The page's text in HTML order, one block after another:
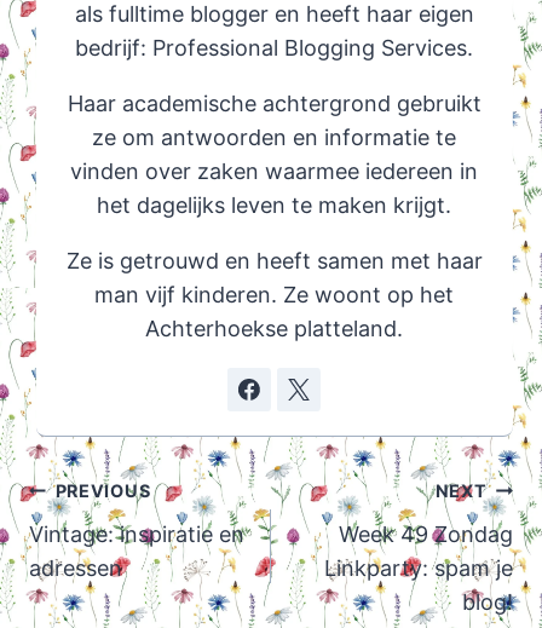
als fulltime blogger en heeft haar eigen
bedrijf: Professional Blogging Services.
Haar academische achtergrond gebruikt
ze om antwoorden en informatie te
vinden over zaken waarmee iedereen in
het dagelijks leven te maken krijgt.
Ze is getrouwd en heeft samen met haar
man vijf kinderen. Ze woont op het
Achterhoekse platteland.
Post
navigation
PREVIOUS
Vintage: inspiratie en
adressen
NEXT
Week 49 Zondag
Linkparty: spam je
blog!